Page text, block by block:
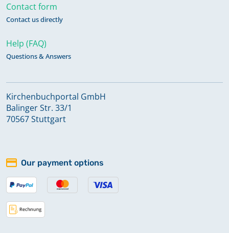
Kommunikanten 1912 - 1946
Keine verfügbaren Digitalisate
Kommunikanten 1947 - 1957
Kommunikanten 1958 - 1969
Keine verfügbaren Digitalisate
Keine verfügbaren Digitalisate
Keine verfügbaren Digitalisate
Contact form
Contact us directly
Help (FAQ)
Questions & Answers
Kirchenbuchportal GmbH
Balinger Str. 33/1
70567 Stuttgart
Our payment options